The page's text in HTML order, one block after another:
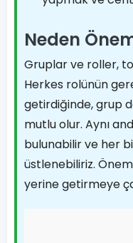
Neden
Gruplar ve roller,
Herkes rolünün
getirdiğinde, grup
mutlu olur. Aynı
bulunabilir ve her
üstlenebiliriz.
yerine getirmeye